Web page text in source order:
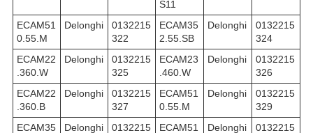
S11
ECAM51
0.55.M
Delonghi
0132215
322
ECAM35
2.55.SB
Delonghi
0132215
324
ECAM22
.360.W
Delonghi
0132215
325
ECAM23
.460.W
Delonghi
0132215
326
ECAM22
.360.B
Delonghi
0132215
327
ECAM51
0.55.M
Delonghi
0132215
329
ECAM35
Delonghi
0132215
ECAM51
Delonghi
0132215